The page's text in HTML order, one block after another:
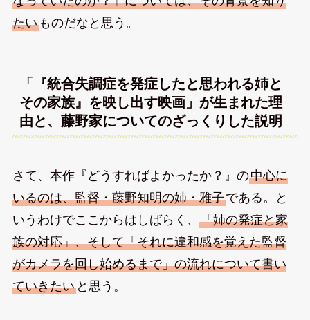
たいものだなと思う。
「『統合失調症を発症したと思われる姉と
その家族』を映し出す映画」が生まれた理
由と、藤野家についてのざっくりした説明
さて、本作『どうすればよかったか？』の中心に
いるのは、監督・藤野知明の姉・雅子である。と
いうわけでここからはしばらく、 「姉の発症と家
族の対応」、そして「それに違和感を覚えた監督
がカメラを回し始めるまで」の流れについて書い
ていきたいと思う。